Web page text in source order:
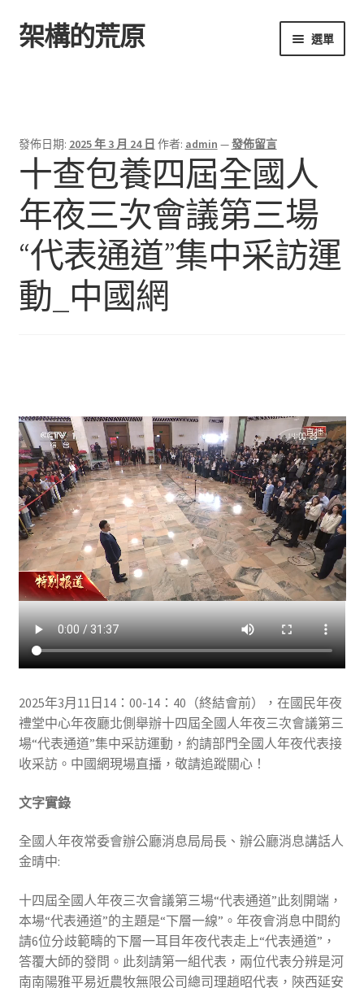
跳
至
跳
至
架構的荒原 選單
發佈日期: 2025 年 3 月 24 日 作者: admin —發佈留言
十查包養四屆全國人
年夜三次會議第三場
“代表通道”集中采訪運
動_中國網
2025年3月11日14：00-14：40（終結會前），在國民年夜
禮堂中心年夜廳北側舉辦十四屆全國人年夜三次會議第三
場“代表通道”集中采訪運動，約請部門全國人年夜代表接
收采訪。中國網現場直播，敬請追蹤關心！
文字實錄
全國人年夜常委會辦公廳消息局局長、辦公廳消息講話人
金晴中:
十四屆全國人年夜三次會議第三場“代表通道”此刻開端，
本場“代表通道”的主題是“下層一線”。年夜會消息中間約
請6位分歧範疇的下層一耳目年夜代表走上“代表通道”，
答覆大師的發問。此刻請第一組代表，兩位代表分辨是河
南南陽雅平易近農牧無限公司總司理趙昭代表，陜西延安